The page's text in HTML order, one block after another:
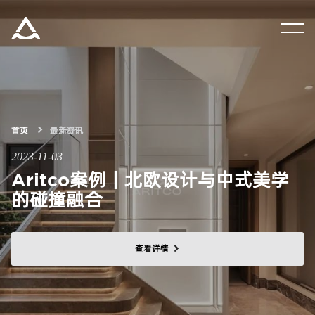
集团资讯
产品中心
解决方案
关于瑞特科
合作伙伴
CN
首页 最新资讯
2023-11-03
Aritco案例｜北欧设计与中式美学
的碰撞融合
查看详情